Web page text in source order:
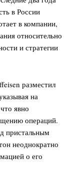
в России
в компании,
относительно
и стратегии
разместил
на
явно
операций.
пристальным
неоднократно
о его